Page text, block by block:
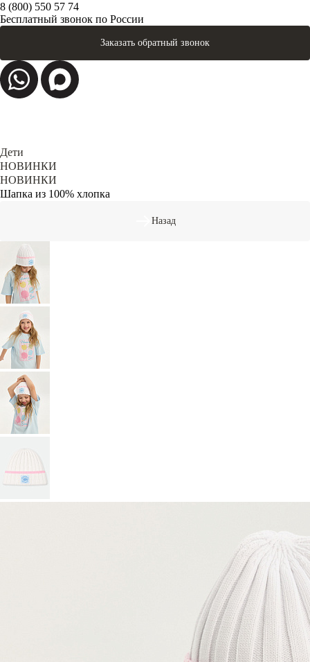
8 (800) 550 57 74
Бесплатный звонок по России
Заказать обратный звонок
Дети
НОВИНКИ
НОВИНКИ
Шапка из 100% хлопка
Назад